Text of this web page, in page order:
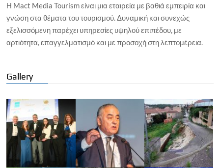
Η Mact Media Tourism είναι μια εταιρεία με βαθιά εμπειρία και
γνώση στα θέματα του τουρισμού. Δυναμική και συνεχώς
εξελισσόμενη παρέχει υπηρεσίες υψηλού επιπέδου, με
αρτιότητα, επαγγελματισμό και με προσοχή στη λεπτομέρεια.
Gallery